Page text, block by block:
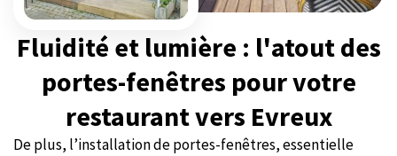
Fluidité et lumière : l'atout des
portes-fenêtres pour votre
restaurant vers Evreux
De plus, l’installation de portes-fenêtres, essentielle